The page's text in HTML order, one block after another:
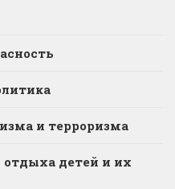
и терроризма
отдыха детей и их